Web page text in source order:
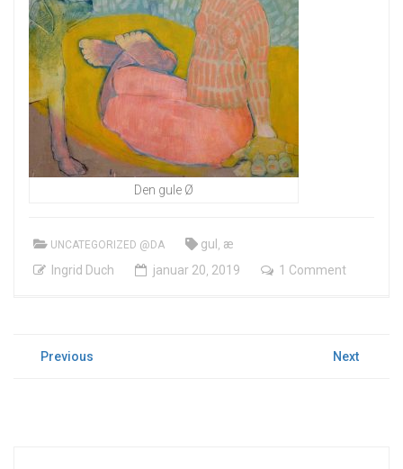
Den gule Ø
UNCATEGORIZED @DA gul
æ
Ingrid Duch
januar 20 2019 1 Comment
INDLÆGSNAVIGATION
Previous NextNext